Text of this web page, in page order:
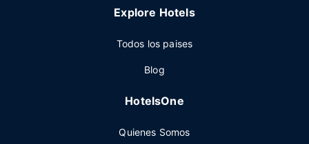
Explore Hotels
Todos los paises
Blog
HotelsOne
Quienes Somos